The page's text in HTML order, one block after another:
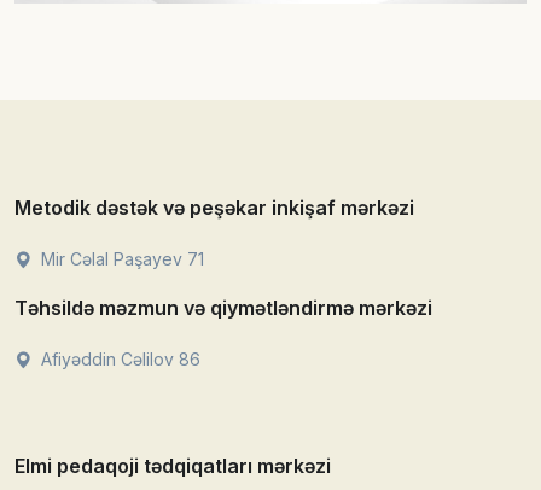
Metodik dəstək və peşəkar inkişaf mərkəzi
Mir Cəlal Paşayev 71
Təhsildə məzmun və qiymətləndirmə mərkəzi
Afiyəddin Cəlilov 86
Elmi pedaqoji tədqiqatları mərkəzi